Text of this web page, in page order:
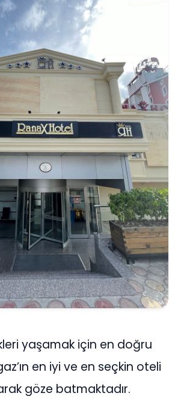
yaşamak için en doğru
en iyi ve en seçkin oteli
göze batmaktadır.